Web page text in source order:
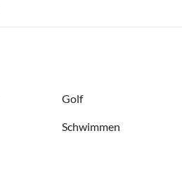
Golf
Schwimmen